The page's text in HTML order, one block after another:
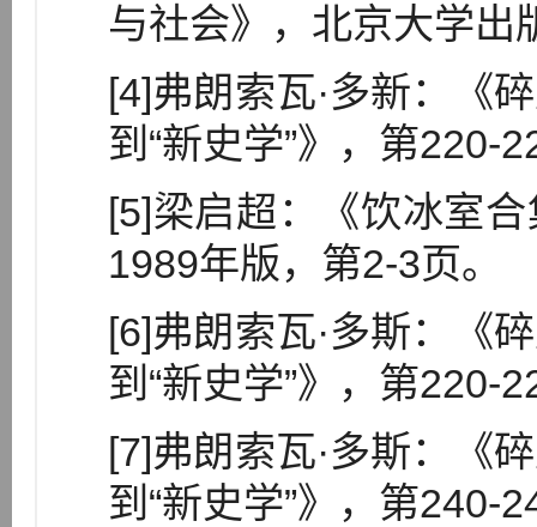
与社会》，北京大学出
[4]弗朗索瓦·多新：《
到“新史学”》，第220-
[5]梁启超：《饮冰室
1989年版，第2-3页。
[6]弗朗索瓦·多斯：《
到“新史学”》，第220-
[7]弗朗索瓦·多斯：《
到“新史学”》，第240-